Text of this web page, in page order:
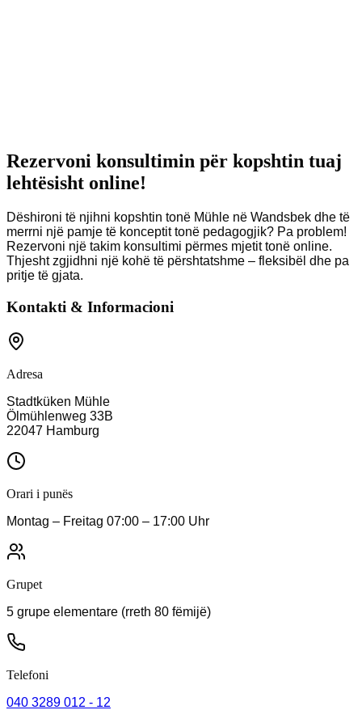
Rezervoni konsultimin për kopshtin tuaj
lehtësisht online!
Dëshironi të njihni kopshtin tonë Mühle në Wandsbek dhe të
merrni një pamje të konceptit tonë pedagogjik? Pa problem!
Rezervoni një takim konsultimi përmes mjetit tonë online.
Thjesht zgjidhni një kohë të përshtatshme – fleksibël dhe pa
pritje të gjata.
Kontakti & Informacioni
Adresa
Stadtküken Mühle
Ölmühlenweg 33B
22047 Hamburg
Orari i punës
Montag – Freitag 07:00 – 17:00 Uhr
Grupet
5 grupe elementare (rreth 80 fëmijë)
Telefoni
040 3289 012 - 12